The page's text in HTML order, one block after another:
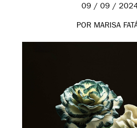
09 / 09 /
POR MARISA